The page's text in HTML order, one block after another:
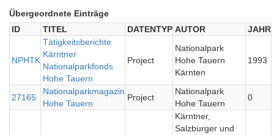
Übergeordnete Einträge
ID
TITEL DATENTYP AUTOR JAHR
NPHTK
Tätigkeitsberichte
Kärntner
Nationalparkfonds
Hohe Tauern
Project
Nationalpark
Hohe Tauern
Kärnten
1993
27165
Nationalparkmagazin
Hohe Tauern
Project
Nationalpark
Hohe Tauern
0
Kärntner,
Salzburger und